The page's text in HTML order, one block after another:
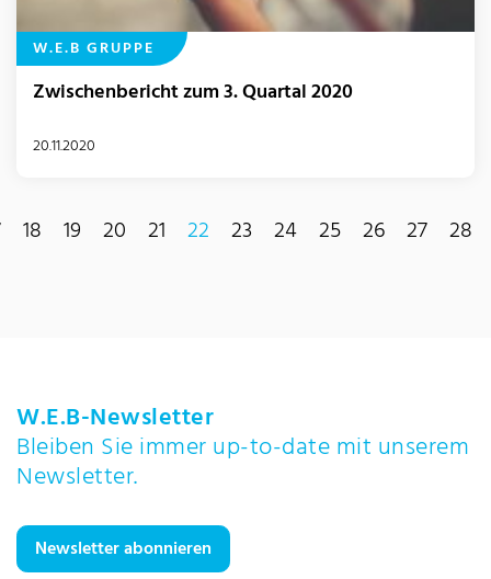
W.E.B GRUPPE
Zwischenbericht zum 3. Quartal 2020
20.11.2020
18 19 20 21 22 23 24 25 26 27 28
W.E.B-Newsletter
Bleiben Sie immer up-to-date mit unserem
Newsletter.
Newsletter abonnieren